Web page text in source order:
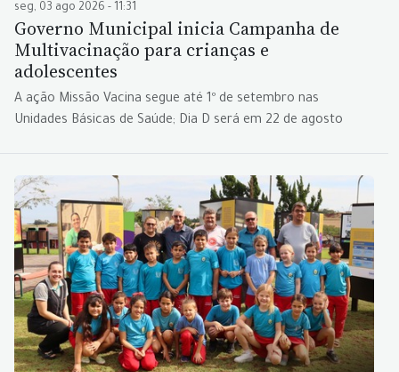
seg, 03 ago 2026 - 11:31
Governo Municipal inicia Campanha de
Multivacinação para crianças e
adolescentes
A ação Missão Vacina segue até 1º de setembro nas
Unidades Básicas de Saúde; Dia D será em 22 de agosto